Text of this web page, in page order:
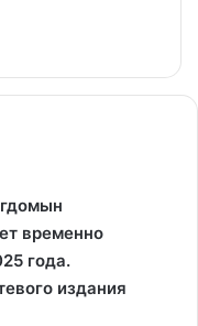
временно
года.
издания